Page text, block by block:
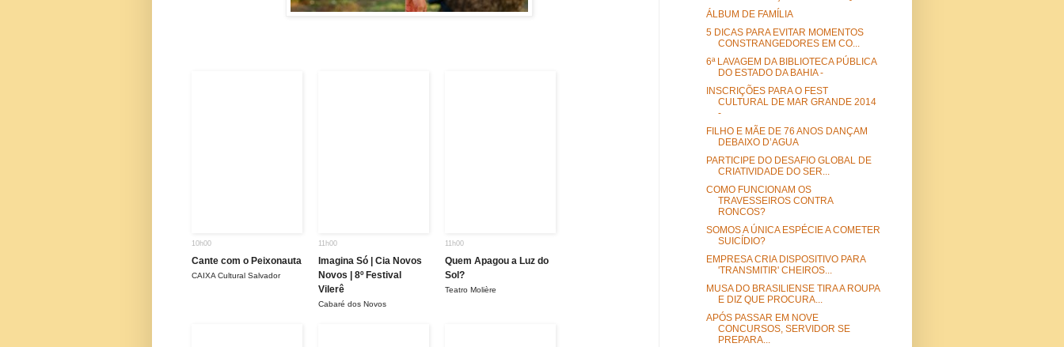
10h00
Cante com o Peixonauta
CAIXA Cultural Salvador
11h00
Imagina Só | Cia Novos
Novos | 8º Festival
Vilerê
Cabaré dos Novos
11h00
Quem Apagou a Luz do
Sol?
Teatro Molière
ÁLBUM DE FAMÍLIA
5 DICAS PARA EVITAR MOMENTOS
CONSTRANGEDORES EM CO...
6ª LAVAGEM DA BIBLIOTECA PÚBLICA
DO ESTADO DA BAHIA -
INSCRIÇÕES PARA O FEST
CULTURAL DE MAR GRANDE 2014
-
FILHO E MÃE DE 76 ANOS DANÇAM
DEBAIXO D’AGUA
PARTICIPE DO DESAFIO GLOBAL DE
CRIATIVIDADE DO SER...
COMO FUNCIONAM OS
TRAVESSEIROS CONTRA
RONCOS?
SOMOS A ÚNICA ESPÉCIE A COMETER
SUICÍDIO?
EMPRESA CRIA DISPOSITIVO PARA
'TRANSMITIR' CHEIROS...
MUSA DO BRASILIENSE TIRA A ROUPA
E DIZ QUE PROCURA...
APÓS PASSAR EM NOVE
CONCURSOS, SERVIDOR SE
PREPARA...